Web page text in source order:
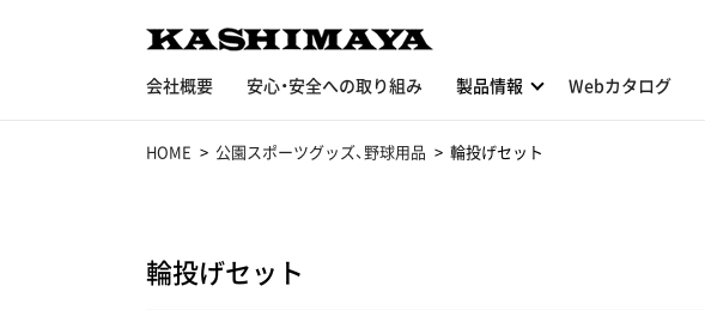
会社概要 安心・安全への取り組み 製品情報 Webカタログ
HOME 公園スポーツグッズ、野球用品 輪投げセット
輪投げセット